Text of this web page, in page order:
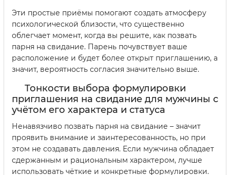
Эти простые приёмы помогают создать атмосферу
психологической близости, что существенно
облегчает момент, когда вы решите, как позвать
парня на свидание. Парень почувствует ваше
расположение и будет более открыт приглашению, а
значит, вероятность согласия значительно выше.
Тонкости выбора формулировки
приглашения на свидание для мужчины с
учётом его характера и статуса
Ненавязчиво позвать парня на свидание – значит
проявить внимание и заинтересованность, но при
этом не создавать давления. Если мужчина обладает
сдержанным и рациональным характером, лучше
использовать чёткие и конкретные формулировки.